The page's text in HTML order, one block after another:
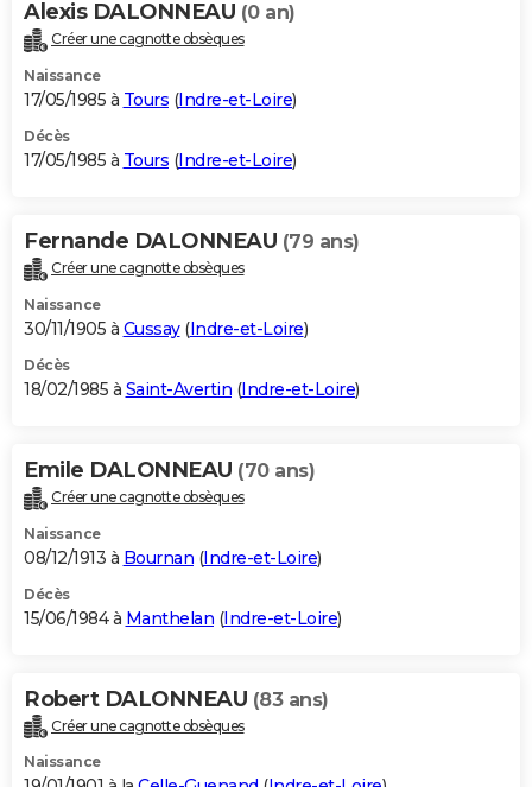
Alexis DALONNEAU (0 an)
Créer une cagnotte obsèques
Naissance
17/05/1985 à Tours (Indre-et-Loire)
Décès
17/05/1985 à Tours (Indre-et-Loire)
Fernande DALONNEAU (79 ans)
Créer une cagnotte obsèques
Naissance
30/11/1905 à Cussay(Indre-et-Loire)
Décès
18/02/1985 à Saint-Avertin (Indre-et-Loire)
Emile DALONNEAU (70 ans)
Créer une cagnotte obsèques
Naissance
08/12/1913 à Bournan (Indre-et-Loire)
Décès
15/06/1984 à Manthelan (Indre-et-Loire)
Robert DALONNEAU (83 ans)
Créer une cagnotte obsèques
Naissance